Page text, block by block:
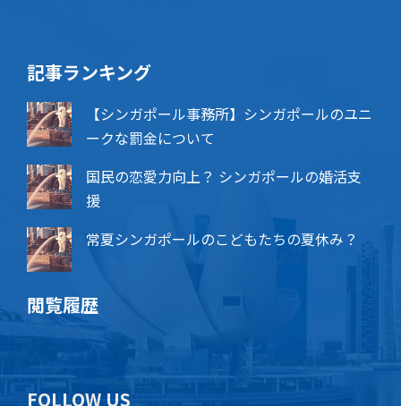
記事ランキング
【シンガポール事務所】シンガポールのユニ
ークな罰金について
国民の恋愛力向上？ シンガポールの婚活支
援
常夏シンガポールのこどもたちの夏休み？
閲覧履歴
FOLLOW US